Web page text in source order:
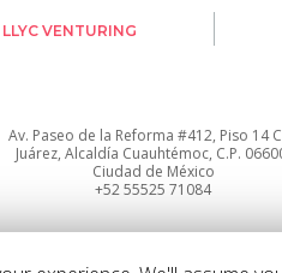
LLYC VENTURING
Av. Paseo de la Reforma #412, Piso 14
Juárez, Alcaldía Cuauhtémoc, C.P.
Ciudad de México
+52 55525 71084